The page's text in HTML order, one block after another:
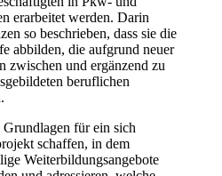
erarbeitet werden. Darin
so beschrieben, dass sie die
abbilden, die aufgrund neuer
zwischen und ergänzend zu
beruflichen
für ein sich
schaffen, in dem
Weiterbildungsangebote